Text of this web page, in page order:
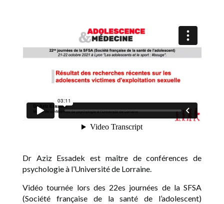
Dr Aziz Essadek est maître de conférences de
psychologie à l’Université de Lorraine.
Vidéo tournée lors des 22es journées de la SFSA
(Société française de la santé de l’adolescent)